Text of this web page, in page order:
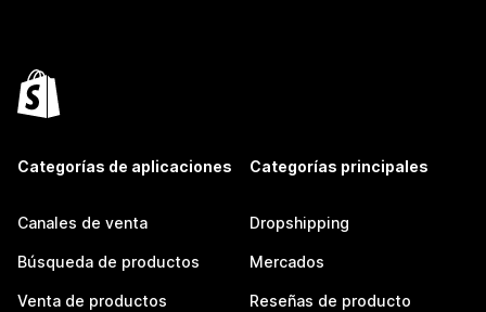
Categorías de aplicaciones
Canales de venta
Búsqueda de productos
Venta de productos
Categorías principales
Dropshipping
Mercados
Reseñas de producto